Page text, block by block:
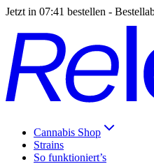
Jetzt in 07:41 bestellen -
Cannabis Shop
Strains
So funktioniert’s